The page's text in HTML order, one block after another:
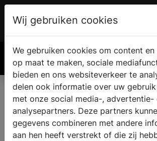
Wij gebruiken cookies
We gebruiken cookies om content
op maat te maken, sociale
bieden en ons websiteverkeer te
delen ook informatie over uw
met onze social media-, advertentie-
analysepartners. Deze partners
gegevens combineren met andere
aan hen heeft verstrekt of die zij